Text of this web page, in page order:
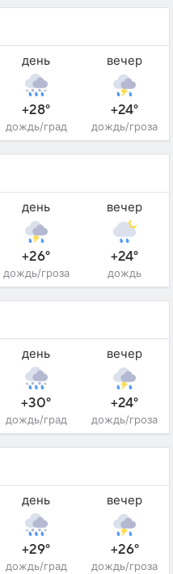
день
+28°
дождь/град
вечер
+24°
дождь/гроза
день
+26°
дождь/гроза
вечер
+24°
дождь
день
+30°
дождь/град
вечер
+24°
дождь/гроза
день
+29°
дождь/град
вечер
+26°
дождь/гроза